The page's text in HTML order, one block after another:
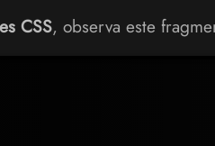
CSS, observa este